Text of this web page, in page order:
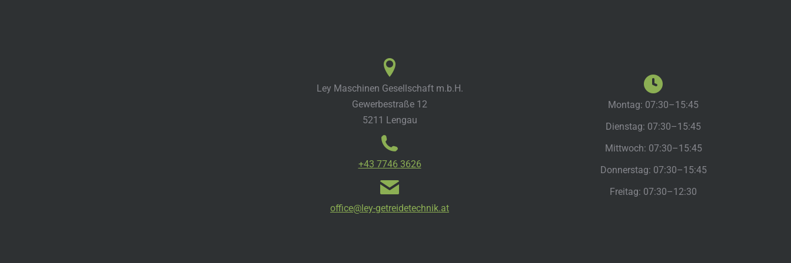
Ley Maschinen Gesellschaft m.b.H.
Gewerbestraße 12
5211 Lengau
+43 7746 3626
office@ley-getreidetechnik.at
Montag: 07:30–15:45
Dienstag: 07:30–15:45
Mittwoch: 07:30–15:45
Donnerstag: 07:30–15:45
Freitag: 07:30–12:30